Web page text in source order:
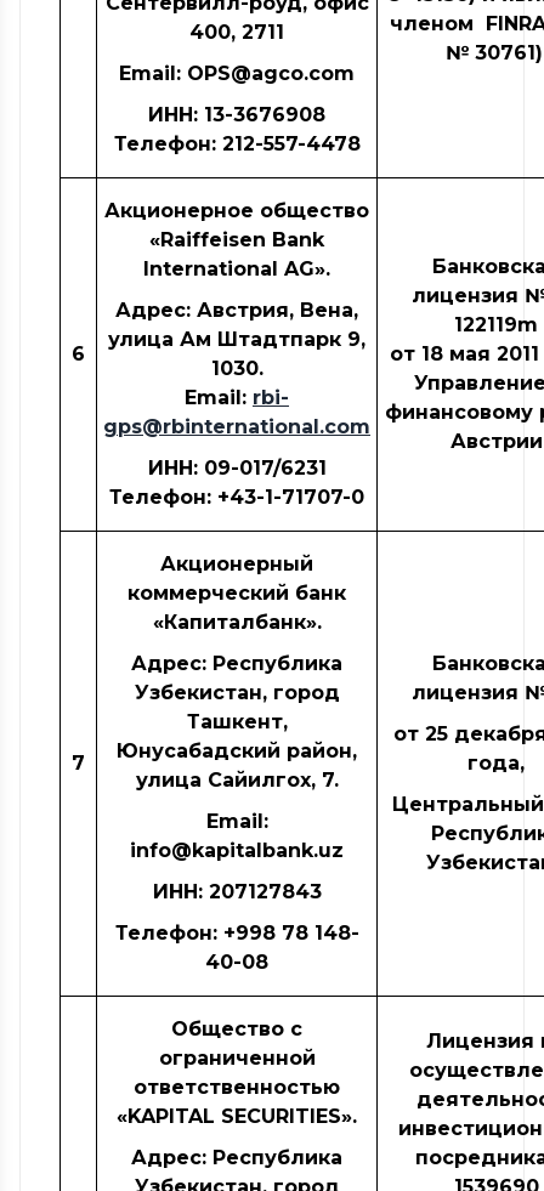
400, 2711
Email: OPS@agco.com
ИНН: 13-3676908
Телефон: 212-557-4478
членом
№
6
Акционерное общество
«Raiffeisen Bank
International AG».
Адрес: Австрия, Вена,
улица Ам Штадтпарк 9,
1030.
Email: rbi-
gps@rbinternational.com
ИНН: 09-017/6231
Телефон: +43-1-71707-0
лицензия
122119m
от 18 мая
финансовому
Австрии
7
Акционерный
коммерческий банк
«Капиталбанк».
Адрес: Республика
Узбекистан, город
Ташкент,
Юнусабадский район,
улица Сайилгох, 7.
Email:
info@kapitalbank.uz
ИНН: 207127843
Телефон: +998 78 148-
40-08
лицензия
от 25
года,
Общество с
ограниченной
ответственностью
«KAPITAL SECURITIES».
Адрес: Республика
Лицензия